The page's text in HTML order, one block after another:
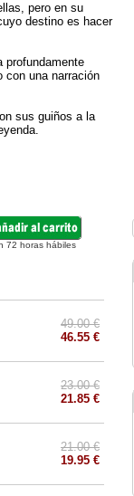
pero en su
destino es hacer
profundamente
con una narración
sus guiños a la
72 horas hábiles
49.00 €
46.55 €
23.00 €
21.85 €
21.00 €
19.95 €